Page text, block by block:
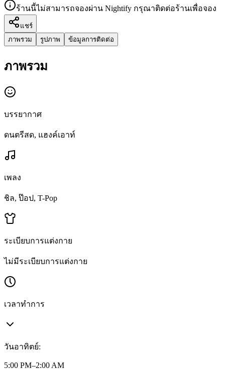
ร้านนี้ไม่สามารถจองผ่าน Nightify กรุณาติดต่อร้านเพื่อจอง
แชร์
ภาพรวม
รูปภาพ ข้อมูลการติดต่อ
ภาพรวม
บรรยากาศ
ดนตรีสด, แฮงค์เอาท์
เพลง
ชิล, ป๊อป, T-Pop
ระเบียบการแต่งกาย
ไม่มีระเบียบการแต่งกาย
เวลาทำการ
วันอาทิตย์:
5:00 PM–2:00 AM